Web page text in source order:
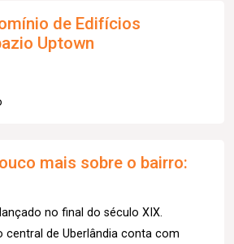
de Edifícios
Uptown
mais sobre o bairro:
no final do século XIX.
central de Uberlândia conta com